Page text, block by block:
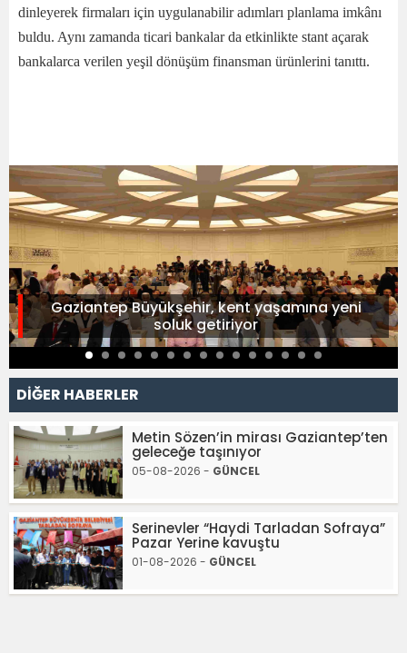
dinleyerek firmaları için uygulanabilir adımları planlama imkânı
buldu. Aynı zamanda ticari bankalar da etkinlikte stant açarak
bankalarca verilen yeşil dönüşüm finansman ürünlerini tanıttı.
Gaziantep Büyükşehir, kent yaşamına yeni
soluk getiriyor
DİĞER HABERLER
Metin Sözen’in mirası Gaziantep’ten
geleceğe taşınıyor
05-08-2026 - GÜNCEL
Serinevler “Haydi Tarladan Sofraya”
Pazar Yerine kavuştu
01-08-2026 - GÜNCEL